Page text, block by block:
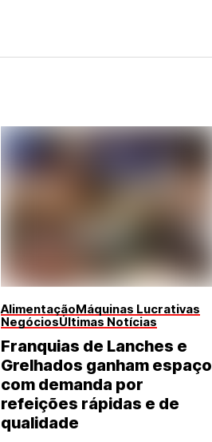
AlimentaçãoMáquinas Lucrativas
NegóciosÚltimas Notícias
Franquias de Lanches e
Grelhados ganham espaço
com demanda por
refeições rápidas e de
qualidade